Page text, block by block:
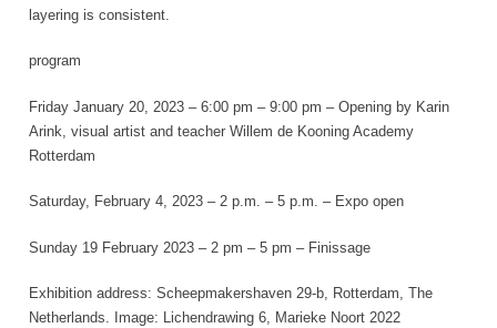
layering is consistent.
program
Friday January 20, 2023 – 6:00 pm – 9:00 pm – Opening by Karin
Arink, visual artist and teacher Willem de Kooning Academy
Rotterdam
Saturday, February 4, 2023 – 2 p.m. – 5 p.m. – Expo open
Sunday 19 February 2023 – 2 pm – 5 pm – Finissage
Exhibition address: Scheepmakershaven 29-b, Rotterdam, The
Netherlands. Image: Lichendrawing 6, Marieke Noort 2022